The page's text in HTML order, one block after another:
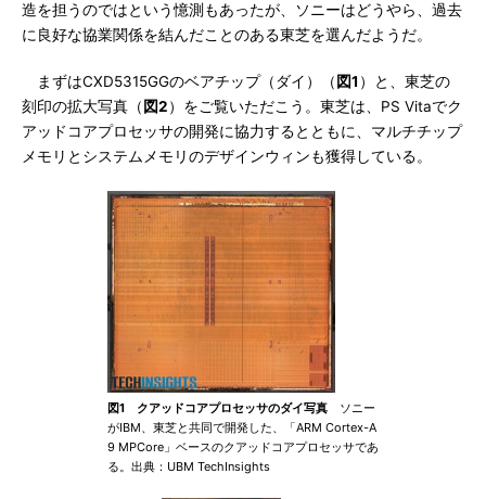
造を担うのではという憶測もあったが、ソニーはどうやら、過去
に良好な協業関係を結んだことのある東芝を選んだようだ。
まずはCXD5315GGのベアチップ（ダイ）（ 図1 ）と、東芝の
刻印の拡大写真（ 図2）をご覧いただこう。東芝は、PS Vitaでク
アッドコアプロセッサの開発に協力するとともに、マルチチップ
メモリとシステムメモリのデザインウィンも獲得している。
図1 クアッドコアプロセッサのダイ写真 ソニー
がIBM、東芝と共同で開発した、「ARM Cortex-A
9 MPCore」ベースのクアッドコアプロセッサであ
る。出典：UBM TechInsights